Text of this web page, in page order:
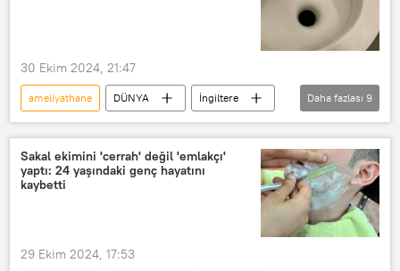
30 Ekim 2024, 21:47
ameliyathane DÜNYA
İngiltere
Kabız
Tuvalet
Hastane
Doktor
Hastalık
bağırsak
bağırsak tıkanıklığı
Ameliyat
Daha fazlası 9
Sakal ekimini 'cerrah' değil 'emlakçı'
yaptı: 24 yaşındaki genç hayatını
kaybetti
29 Ekim 2024, 17:53